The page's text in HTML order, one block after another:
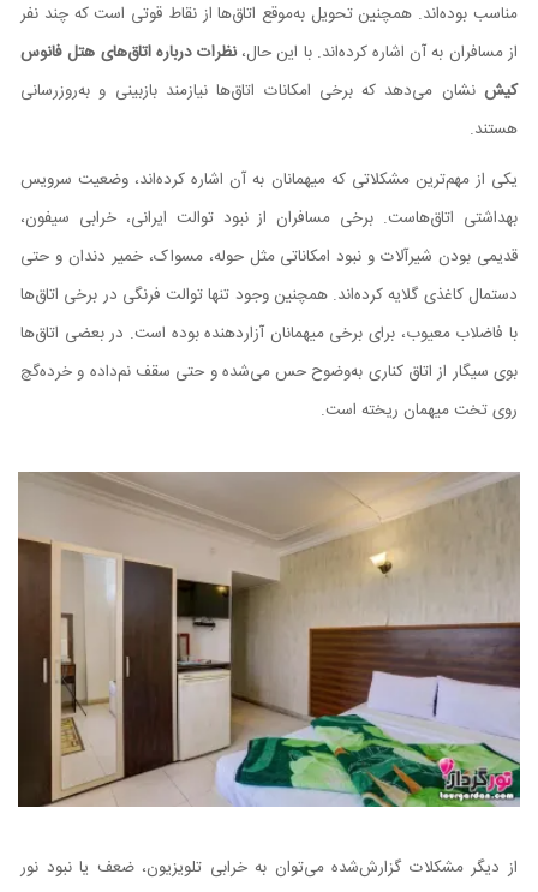
مناسب بوده‌اند. همچنین تحویل به‌موقع اتاق‌ها از نقاط قوتی است که چند نفر
از مسافران به آن اشاره کرده‌اند. با این حال،نظرات درباره اتاق‌های هتل فانوس
کیش نشان می‌دهد که برخی امکانات اتاق‌ها نیازمند بازبینی و به‌روزرسانی
هستند.
یکی از مهم‌ترین مشکلاتی که میهمانان به آن اشاره کرده‌اند، وضعیت سرویس
بهداشتی اتاق‌هاست. برخی مسافران از نبود توالت ایرانی، خرابی سیفون،
قدیمی بودن شیرآلات و نبود امکاناتی مثل حوله، مسواک، خمیر دندان و حتی
دستمال کاغذی گلایه کرده‌اند. همچنین وجود تنها توالت فرنگی در برخی اتاق‌ها
با فاضلاب معیوب، برای برخی میهمانان آزاردهنده بوده است. در بعضی اتاق‌ها
بوی سیگار از اتاق کناری به‌وضوح حس می‌شده و حتی سقف نم‌داده و خرده‌گچ
روی تخت میهمان ریخته است.
از دیگر مشکلات گزارش‌شده می‌توان به خرابی تلویزیون، ضعف یا نبود نور